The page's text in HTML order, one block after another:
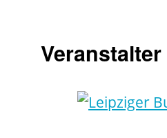
Veranstalter